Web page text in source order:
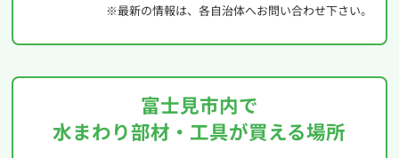
※最新の情報は、各自治体へお問い合わせ下さい。
富士見市内で
水まわり部材・工具が買える場所